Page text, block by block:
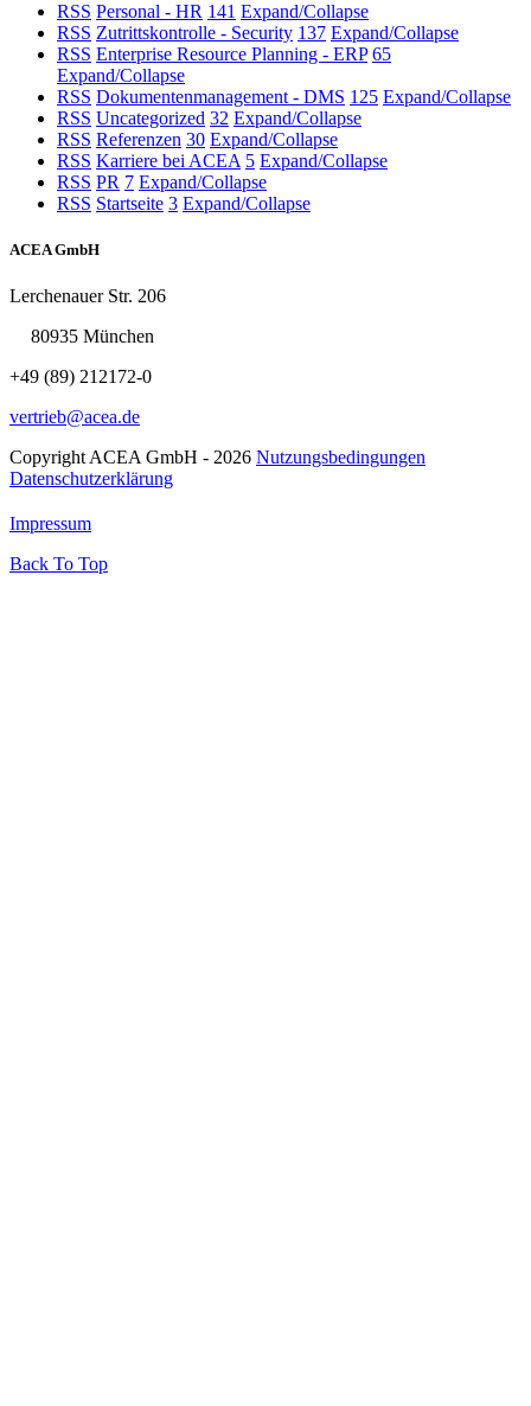
RSS Personal - HR 141 Expand/Collapse
RSS Zutrittskontrolle - Security 137 Expand/Collapse
RSS Enterprise Resource Planning - ERP 65
Expand/Collapse
RSS Dokumentenmanagement - DMS 125 Expand/Collapse
RSS Uncategorized 32 Expand/Collapse
RSS Referenzen 30 Expand/Collapse
RSS Karriere bei ACEA 5 Expand/Collapse
RSS PR 7 Expand/Collapse
RSS Startseite 3 Expand/Collapse
ACEA GmbH
Lerchenauer Str. 206
80935 München
+49 (89) 212172-0
vertrieb@acea.de
Copyright ACEA GmbH - 2026 Nutzungsbedingungen
Datenschutzerklärung
Impressum
Back To Top